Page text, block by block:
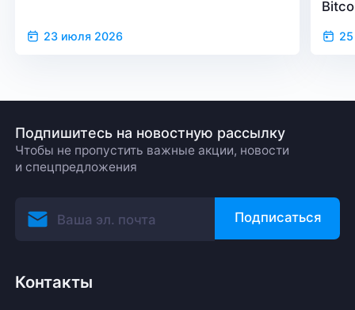
23 июля 2026
Подпишитесь на новостную рассылку
Чтобы не пропустить важные акции, новости
и спецпредложения
Подписаться
Контакты